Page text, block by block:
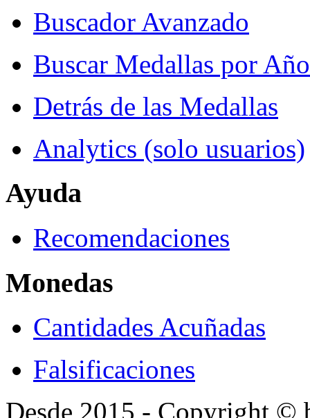
Buscador Avanzado
Buscar Medallas por Año
Detrás de las Medallas
Analytics (solo usuarios)
Ayuda
Recomendaciones
Monedas
Cantidades Acuñadas
Falsificaciones
Desde 2015 - Copyright ©